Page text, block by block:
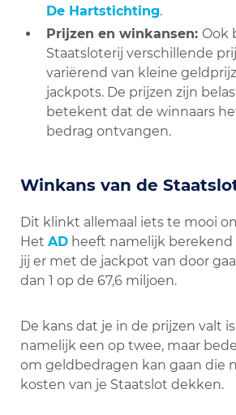
De Hartstichting.
Prijzen en winkansen: Ook
Staatsloterij verschillende
variërend van kleine
jackpots. De prijzen zijn
betekent dat de winnaars
bedrag ontvangen.
Winkans van de
Dit klinkt allemaal iets te mooi
Het AD heeft namelijk berekend
jij er met de jackpot van door
dan 1 op de 67,6 miljoen.
De kans dat je in de prijzen valt
namelijk een op twee, maar
om geldbedragen kan gaan die
kosten van je Staatslot dekken.